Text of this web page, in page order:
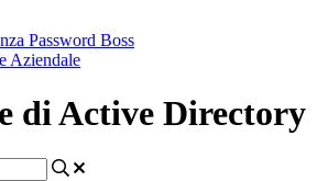
Password Boss
Aziendale
di Active Directory